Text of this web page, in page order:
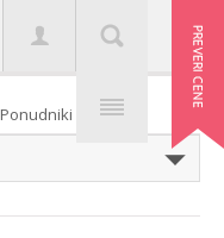
Ponudniki